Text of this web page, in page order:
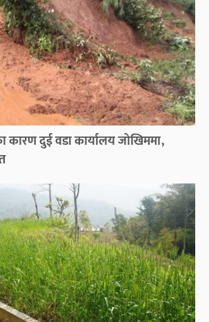
कारण दुई वडा कार्यालय जोखिममा,